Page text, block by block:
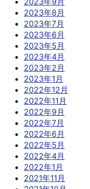
2023年8月
2023年7月
2023年6月
2023年5月
2023年4月
2023年2月
2023年1月
2022年12月
2022年11月
2022年9月
2022年7月
2022年6月
2022年5月
2022年4月
2022年1月
2021年11月